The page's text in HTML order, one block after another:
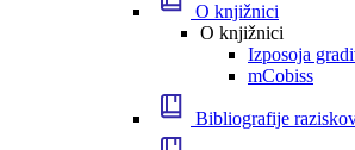
O knjižnici
O knjižnici
Izposoja
mCobiss
Bibliografije